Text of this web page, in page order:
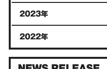
2023年
2022年